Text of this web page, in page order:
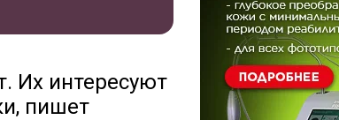
Их интересуют
пишет